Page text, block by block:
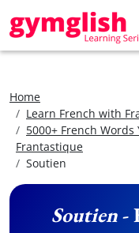
Home
Learn French with
5000+ French
Frantastique
Soutien
Soutien-